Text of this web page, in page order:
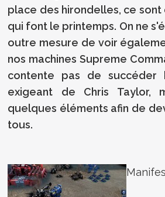
place des hirondelles, ce sont
qui font le printemps. On ne
outre mesure de voir
nos machines Supreme
contente pas de succéder
exigeant de Chris Taylor,
quelques éléments afin de
tous.